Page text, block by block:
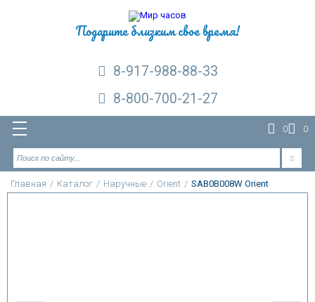
Подарите близким свое время!
8-917-988-88-33
8-800-700-21-27
0 0
Главная / Каталог / Наручные / Orient / SAB0B008W Orient